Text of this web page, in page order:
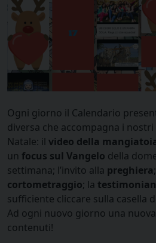
Ogni giorno il Calendario
diversa che accompagna i
Natale: il video della
un focus sul Vangelo della
settimana; l’invito alla preghiera
cortometraggio; la
sufficiente cliccare sulla casella
Ad ogni nuovo giorno una
contenuti!